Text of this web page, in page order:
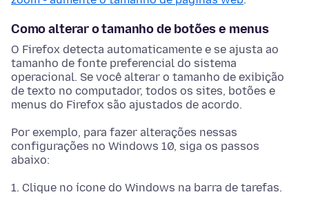
Como alterar o tamanho de botões e menus
O Firefox detecta automaticamente e se ajusta ao
tamanho de fonte preferencial do sistema
operacional. Se você alterar o tamanho de exibição
de texto no computador, todos os sites, botões e
menus do Firefox são ajustados de acordo.
Por exemplo, para fazer alterações nessas
configurações no Windows 10, siga os passos
abaixo:
Clique no ícone do Windows na barra de tarefas.